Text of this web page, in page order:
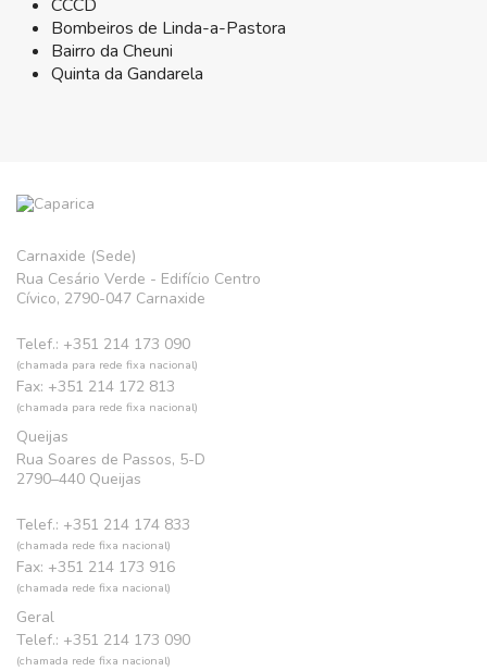
CCCD
Bombeiros de Linda-a-Pastora
Bairro da Cheuni
Quinta da Gandarela
Carnaxide (Sede)
Rua Cesário Verde - Edifício Centro
Cívico, 2790-047 Carnaxide
Telef.: +351 214 173 090
(chamada para rede fixa nacional)
Fax: +351 214 172 813
(chamada para rede fixa nacional)
Queijas
Rua Soares de Passos, 5-D
2790–440 Queijas
Telef.: +351 214 174 833
(chamada rede fixa nacional)
Fax: +351 214 173 916
(chamada rede fixa nacional)
Geral
Telef.: +351 214 173 090
(chamada rede fixa nacional)